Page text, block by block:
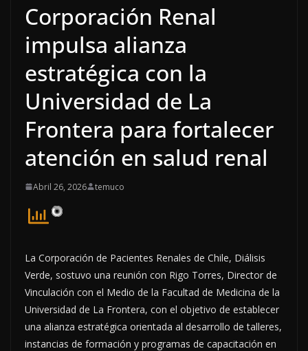
Corporación Renal
impulsa alianza
estratégica con la
Universidad de La
Frontera para fortalecer
atención en salud renal
Abril 26, 2026 temuco
La Corporación de Pacientes Renales de Chile, Diálisis
Verde, sostuvo una reunión con Rigo Torres, Director de
Vinculación con el Medio de la Facultad de Medicina de la
Universidad de La Frontera, con el objetivo de establecer
una alianza estratégica orientada al desarrollo de talleres,
instancias de formación y programas de capacitación en